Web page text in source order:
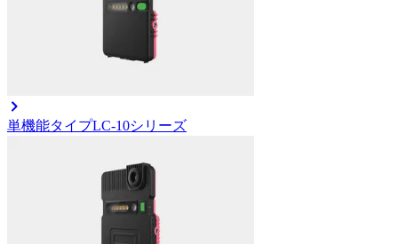
単機能タイプLC-10シリーズ